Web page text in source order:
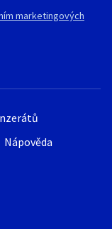
Nápověda
marketingových